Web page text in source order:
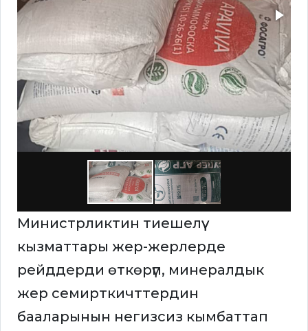
Министрликтин тиешелүү
кызматтары жер-жерлерде
рейддерди өткөрүп, минералдык
жер семирткичттердин
бааларынын негизсиз кымбаттап